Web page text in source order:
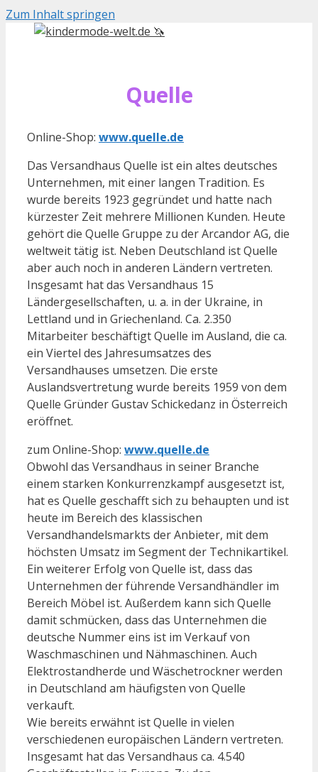
Zum Inhalt springen
Quelle
Online-Shop: www.quelle.de
Das Versandhaus Quelle ist ein altes deutsches
Unternehmen, mit einer langen Tradition. Es
wurde bereits 1923 gegründet und hatte nach
kürzester Zeit mehrere Millionen Kunden. Heute
gehört die Quelle Gruppe zu der Arcandor AG, die
weltweit tätig ist. Neben Deutschland ist Quelle
aber auch noch in anderen Ländern vertreten.
Insgesamt hat das Versandhaus 15
Ländergesellschaften, u. a. in der Ukraine, in
Lettland und in Griechenland. Ca. 2.350
Mitarbeiter beschäftigt Quelle im Ausland, die ca.
ein Viertel des Jahresumsatzes des
Versandhauses umsetzen. Die erste
Auslandsvertretung wurde bereits 1959 von dem
Quelle Gründer Gustav Schickedanz in Österreich
eröffnet.
zum Online-Shop: www.quelle.de
Obwohl das Versandhaus in seiner Branche
einem starken Konkurrenzkampf ausgesetzt ist,
hat es Quelle geschafft sich zu behaupten und ist
heute im Bereich des klassischen
Versandhandelsmarkts der Anbieter, mit dem
höchsten Umsatz im Segment der Technikartikel.
Ein weiterer Erfolg von Quelle ist, dass das
Unternehmen der führende Versandhändler im
Bereich Möbel ist. Außerdem kann sich Quelle
damit schmücken, dass das Unternehmen die
deutsche Nummer eins ist im Verkauf von
Waschmaschinen und Nähmaschinen. Auch
Elektrostandherde und Wäschetrockner werden
in Deutschland am häufigsten von Quelle
verkauft.
Wie bereits erwähnt ist Quelle in vielen
verschiedenen europäischen Ländern vertreten.
Insgesamt hat das Versandhaus ca. 4.540